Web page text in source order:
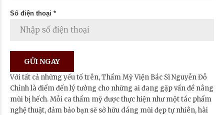
Số điện thoại *
Với tất cả những yếu tố trên, Thẩm Mỹ Viện Bác Sĩ Nguyễn Đỗ
Chỉnh là điểm đến lý tưởng cho những ai đang gặp vấn đề nâng
mũi bị hếch. Mỗi ca thẩm mỹ được thực hiện như một tác phẩm
nghệ thuật, đảm bảo bạn sẽ sở hữu dáng mũi đẹp tự nhiên, hài